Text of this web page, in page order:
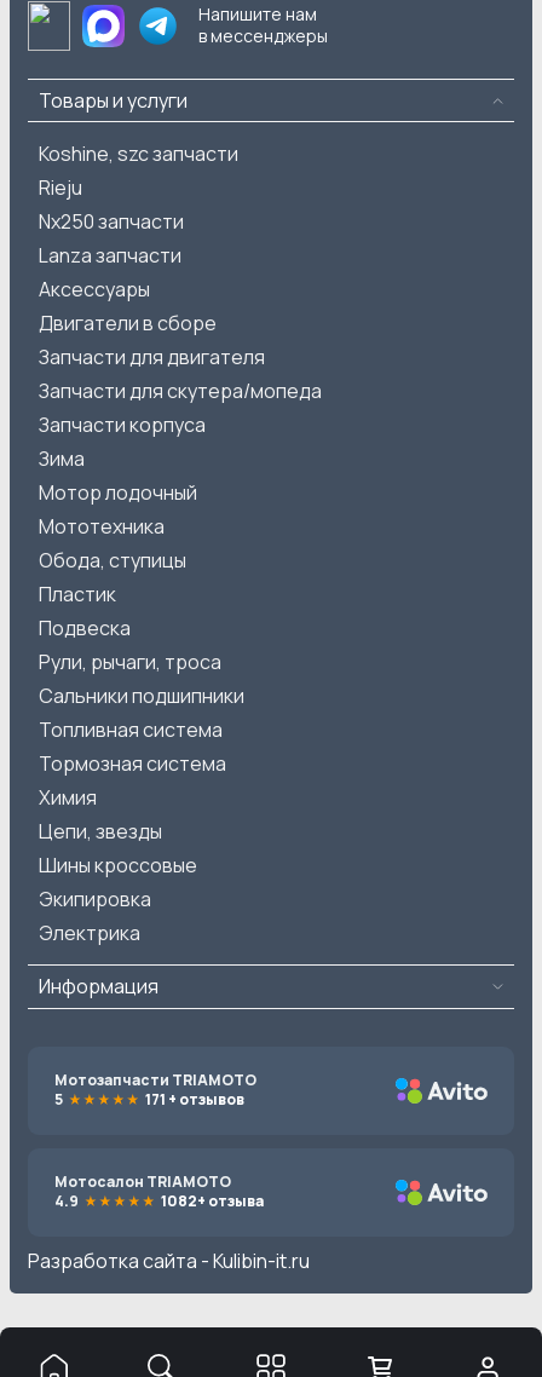
Напишите нам
в мессенджеры
Товары и услуги
Koshine, szc запчасти
Rieju
Nx250 запчасти
Lanza запчасти
Аксессуары
Двигатели в сборе
Запчасти для двигателя
Запчасти для скутера/мопеда
Запчасти корпуса
Зима
Мотор лодочный
Мототехника
Обода, ступицы
Пластик
Подвеска
Рули, рычаги, троса
Сальники подшипники
Топливная система
Тормозная система
Химия
Цепи, звезды
Шины кроссовые
Экипировка
Электрика
Информация
Мотозапчасти TRIAMOTO
5
171 + отзывов
Мотосалон TRIAMOTO
4.9
1082+ отзыва
Разработка сайта -Kulibin-it.ru